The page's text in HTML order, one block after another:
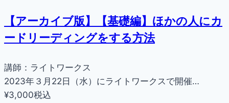
【アーカイブ版】【基礎編】ほかの人にカ
ードリーディングをする方法
講師：ライトワークス
2023年３月22日（水）にライトワークスで開催…
¥3,000税込